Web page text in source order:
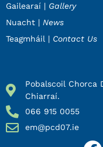
Gailearaí | Gallery
Nuacht | News
Teagmháil | Contact Us
Pobalscoil Chorca
Chiarraí.
066 915 0055
em@pcd07.ie